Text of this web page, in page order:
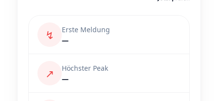
↯
Erste Meldung
—
↗
Höchster Peak
—